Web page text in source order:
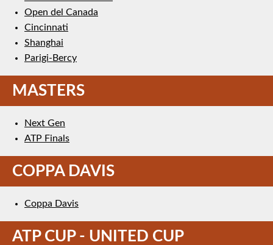
Open del Canada
Cincinnati
Shanghai
Parigi-Bercy
MASTERS
Next Gen
ATP Finals
COPPA DAVIS
Coppa Davis
ATP CUP - UNITED CUP